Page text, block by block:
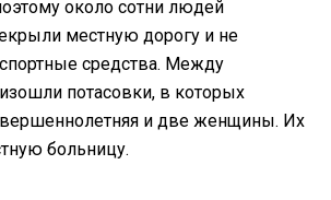
около сотни людей
местную дорогу и не
средства. Между
потасовки, в которых
и две женщины. Их
больницу.